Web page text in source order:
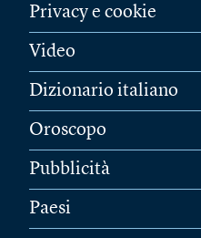
Privacy e cookie
Video
Dizionario italiano
Oroscopo
Pubblicità
Paesi